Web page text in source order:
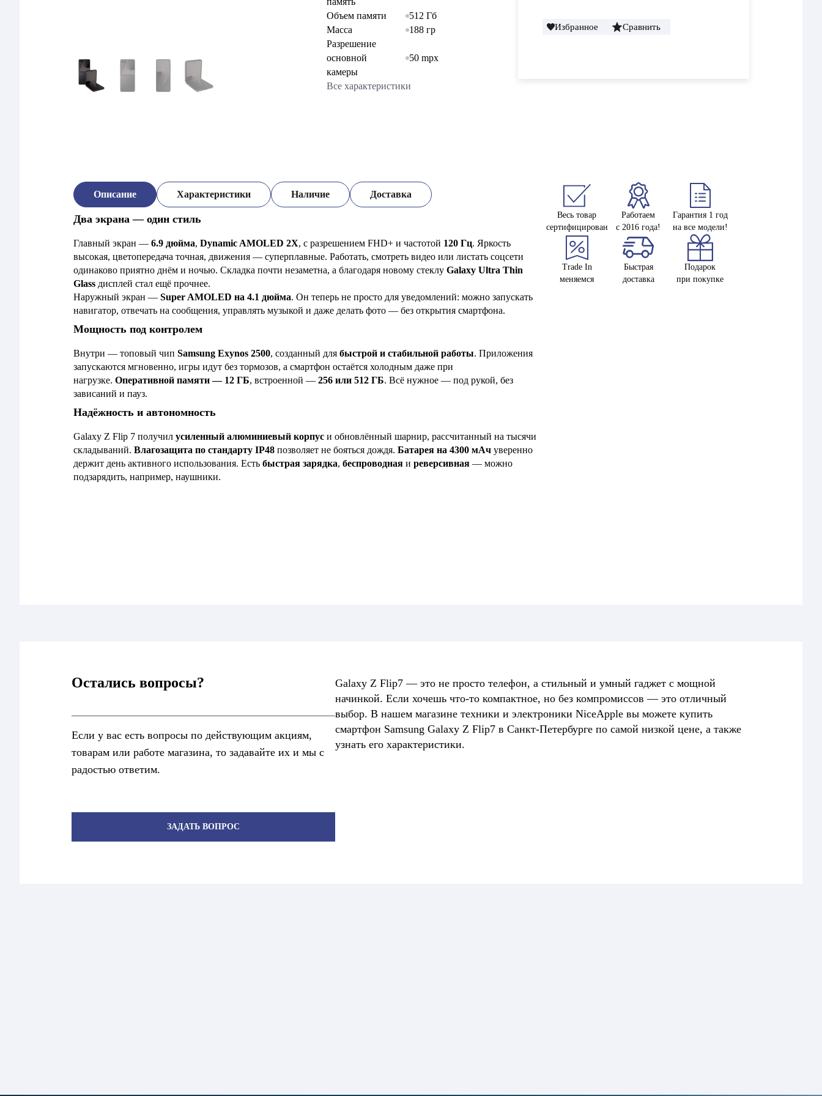
Объем памяти
512 Гб
Масса
188 гр
Разрешение
основной
камеры
50 mpx
Все характеристики
Избранное Сравнить
Описание Характеристики Наличие Доставка
Два экрана — один стиль
Главный экран — 6.9 дюйма, Dynamic AMOLED 2X, с разрешением FHD+ и частотой 120 Гц. Яркость
высокая, цветопередача точная, движения — суперплавные. Работать, смотреть видео или листать соцсети
одинаково приятно днём и ночью. Складка почти незаметна, а благодаря новому стеклу Galaxy Ultra Thin
Glass дисплей стал ещё прочнее.
Наружный экран — Super AMOLED на 4.1 дюйма. Он теперь не просто для уведомлений: можно запускать
навигатор, отвечать на сообщения, управлять музыкой и даже делать фото — без открытия смартфона.
Мощность под контролем
Внутри — топовый чип Samsung Exynos 2500, созданный для быстрой и стабильной работы. Приложения
запускаются мгновенно, игры идут без тормозов, а смартфон остаётся холодным даже при
нагрузке. Оперативной памяти — 12 ГБ, встроенной — 256 или 512 ГБ. Всё нужное — под рукой, без
зависаний и пауз.
Надёжность и автономность
Galaxy Z Flip 7 получил усиленный алюминиевый корпус и обновлённый шарнир, рассчитанный на тысячи
складываний. Влагозащита по стандарту IP48 позволяет не бояться дождя. Батарея на 4300 мАч уверенно
держит день активного использования. Есть быстрая зарядка, беспроводная и реверсивная — можно
подзарядить, например, наушники.
Весь товар
сертифицирован
Работаем
с 2016 года!
Гарантия 1 год
на все модели!
Trade In
меняемся
Быстрая
доставка
Подарок
при покупке
Остались вопросы?
Если у вас есть вопросы по действующим акциям,
товарам или работе магазина, то задавайте их и мы с
радостью ответим.
ЗАДАТЬ ВОПРОС
Galaxy Z Flip7 — это не просто телефон, а стильный и умный гаджет с мощной
начинкой. Если хочешь что-то компактное, но без компромиссов — это отличный
выбор. В нашем магазине техники и электроники NiceApple вы можете купить
смартфон Samsung Galaxy Z Flip7 в Санкт-Петербурге по самой низкой цене, а также
узнать его характеристики.